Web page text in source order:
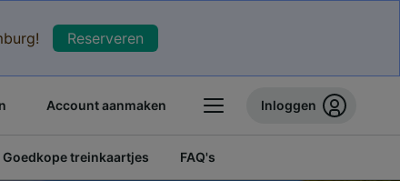
Reserveren
Account aanmaken Inloggen
Goedkope treinkaartjes FAQ's